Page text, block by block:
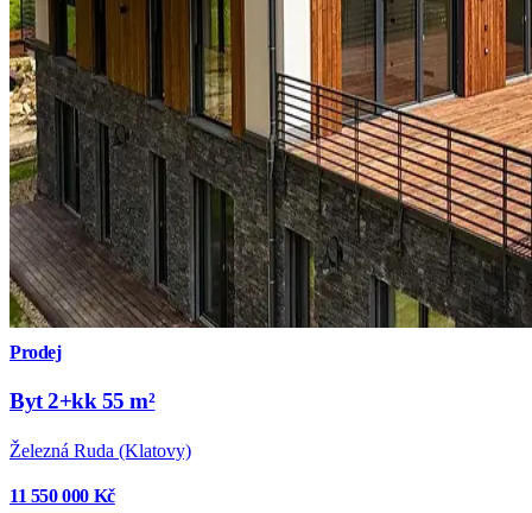
Prodej
Byt 2+kk 55 m²
Železná Ruda (Klatovy)
11 550 000 Kč